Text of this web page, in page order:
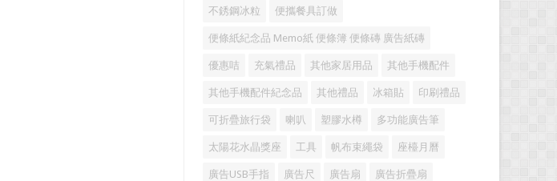
不銹鋼冰粒 便攜餐具訂做
便條紙紀念品 Memo紙 便條簿 便條磚 廣告紙磚
優惠咭 充氣禮品 其他家居用品 其他手機配件
其他手機配件紀念品 其他禮品 冰箱貼 印刷禮品
可折疊旅行袋 喇叭 塑膠水樽 多功能廣告筆
太陽花水晶獎座 工具 帆布束繩袋 座檯月曆
廣告USB手指 廣告尺 廣告扇 廣告折疊扇